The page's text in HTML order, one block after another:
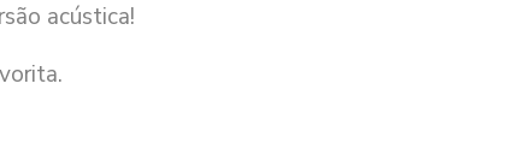
acústica!